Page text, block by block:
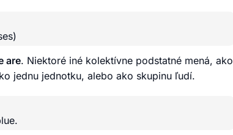
are. Niektoré iné kolektívne podstatné mená, ako
jednu jednotku, alebo ako skupinu ľudí.